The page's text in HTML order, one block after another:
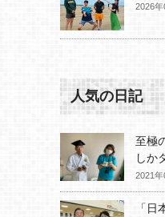
2026年
人気の日記
至極
しか
2021年
「